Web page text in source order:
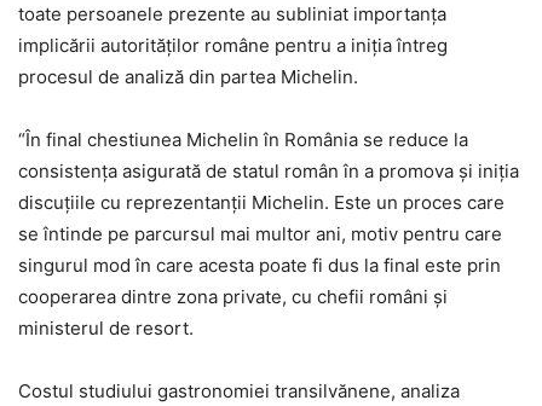
toate persoanele prezente au subliniat importanța
implicării autorităților române pentru a iniția întreg
procesul de analiză din partea Michelin.
“În final chestiunea Michelin în România se reduce la
consistența asigurată de statul român în a promova și iniția
discuțiile cu reprezentanții Michelin. Este un proces care
se întinde pe parcursul mai multor ani, motiv pentru care
singurul mod în care acesta poate fi dus la final este prin
cooperarea dintre zona private, cu chefii români și
ministerul de resort.
Costul studiului gastronomiei transilvănene, analiza